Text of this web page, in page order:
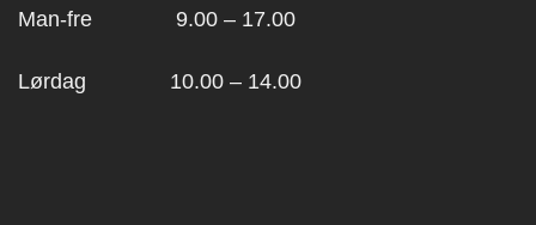
Man-fre 9.00 – 17.00
Lørdag 10.00 – 14.00